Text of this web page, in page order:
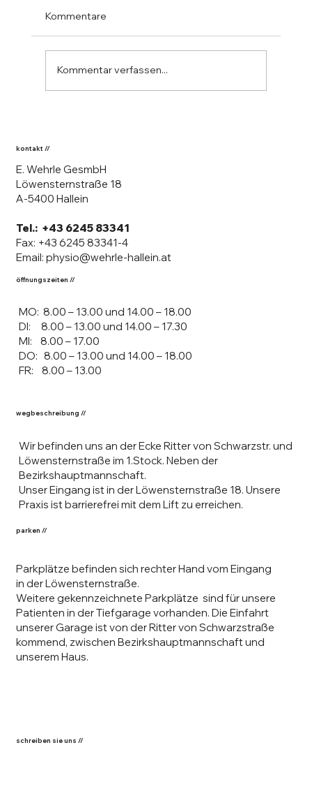
Kommentare
Kommentar verfassen...
kontakt //
E. Wehrle GesmbH
Löwensternstraße 18
A-5400 Hallein
Tel.: +43 6245 83341
Fax: +43 6245 83341-4
Email: physio@wehrle-hallein.at
öffnungszeiten //
MO: 8.00 – 13.00 und 14.00 – 18.00
DI: 8.00 – 13.00 und 14.00 – 17.30
MI: 8.00 – 17.00
DO: 8.00 – 13.00 und 14.00 – 18.00
FR: 8.00 – 13.00
wegbeschreibung //
Wir befinden uns an der Ecke Ritter von Schwarzstr. und
Löwensternstraße im 1.Stock. Neben der
Bezirkshauptmannschaft.
Unser Eingang ist in der Löwensternstraße 18. Unsere
Praxis ist barrierefrei mit dem Lift zu erreichen.
parken //
Parkplätze befinden sich rechter Hand vom Eingang
in der Löwensternstraße.
Weitere gekennzeichnete Parkplätze sind für unsere
Patienten in der Tiefgarage vorhanden. Die Einfahrt
unserer Garage ist von der Ritter von Schwarzstraße
kommend, zwischen Bezirkshauptmannschaft und
unserem Haus.
schreiben sie uns //